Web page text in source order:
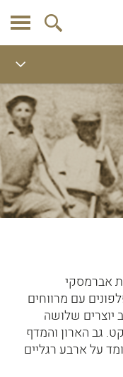
אברמסקי
עם מרווחים
יוצרים שלושה
גב הארון והמדף
על ארבע רגליים